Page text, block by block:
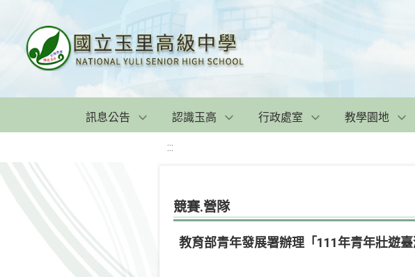
訊息公告 認識玉高 行政處室 教學園地
:::
競賽.營隊
教育部青年發展署辦理「111年青年壯遊